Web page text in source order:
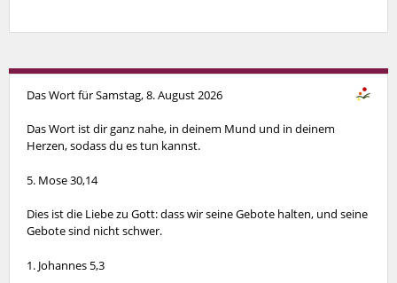
Das Wort für Samstag, 8. August 2026
Das Wort ist dir ganz nahe, in deinem Mund und in deinem
Herzen, sodass du es tun kannst.
5. Mose 30,14
Dies ist die Liebe zu Gott: dass wir seine Gebote halten, und seine
Gebote sind nicht schwer.
1. Johannes 5,3